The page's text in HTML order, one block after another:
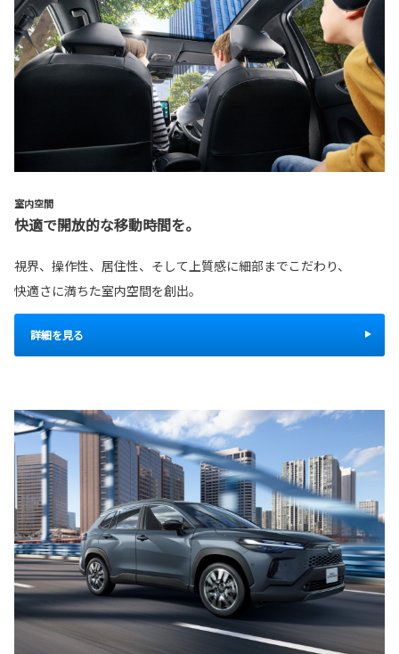
室内空間
快適で開放的な移動時間を。
視界、操作性、居住性、そして上質感に細部までこだわり、
快適さに満ちた室内空間を創出。
詳細を見る